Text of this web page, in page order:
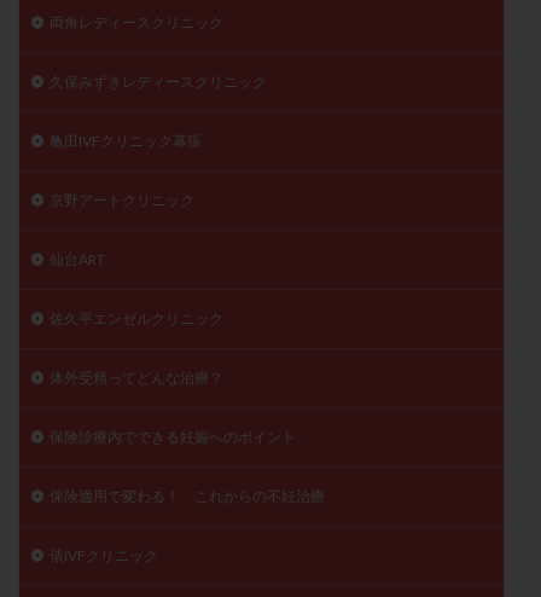
両角レディースクリニック
久保みずきレディースクリニック
亀田IVFクリニック幕張
京野アートクリニック
仙台ART
佐久平エンゼルクリニック
体外受精ってどんな治療？
保険診療内でできる妊娠へのポイント
保険適用で変わる！ これからの不妊治療
俵IVFクリニック